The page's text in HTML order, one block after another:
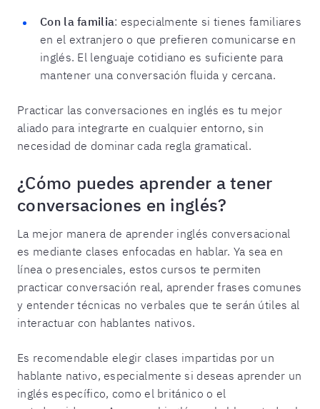
Con la familia: especialmente si tienes familiares
en el extranjero o que prefieren comunicarse en
inglés. El lenguaje cotidiano es suficiente para
mantener una conversación fluida y cercana.
Practicar las conversaciones en inglés es tu mejor
aliado para integrarte en cualquier entorno, sin
necesidad de dominar cada regla gramatical.
¿Cómo puedes aprender a tener
conversaciones en inglés?
La mejor manera de aprender inglés conversacional
es mediante clases enfocadas en hablar. Ya sea en
línea o presenciales, estos cursos te permiten
practicar conversación real, aprender frases comunes
y entender técnicas no verbales que te serán útiles al
interactuar con hablantes nativos.
Es recomendable elegir clases impartidas por un
hablante nativo, especialmente si deseas aprender un
inglés específico, como el británico o el